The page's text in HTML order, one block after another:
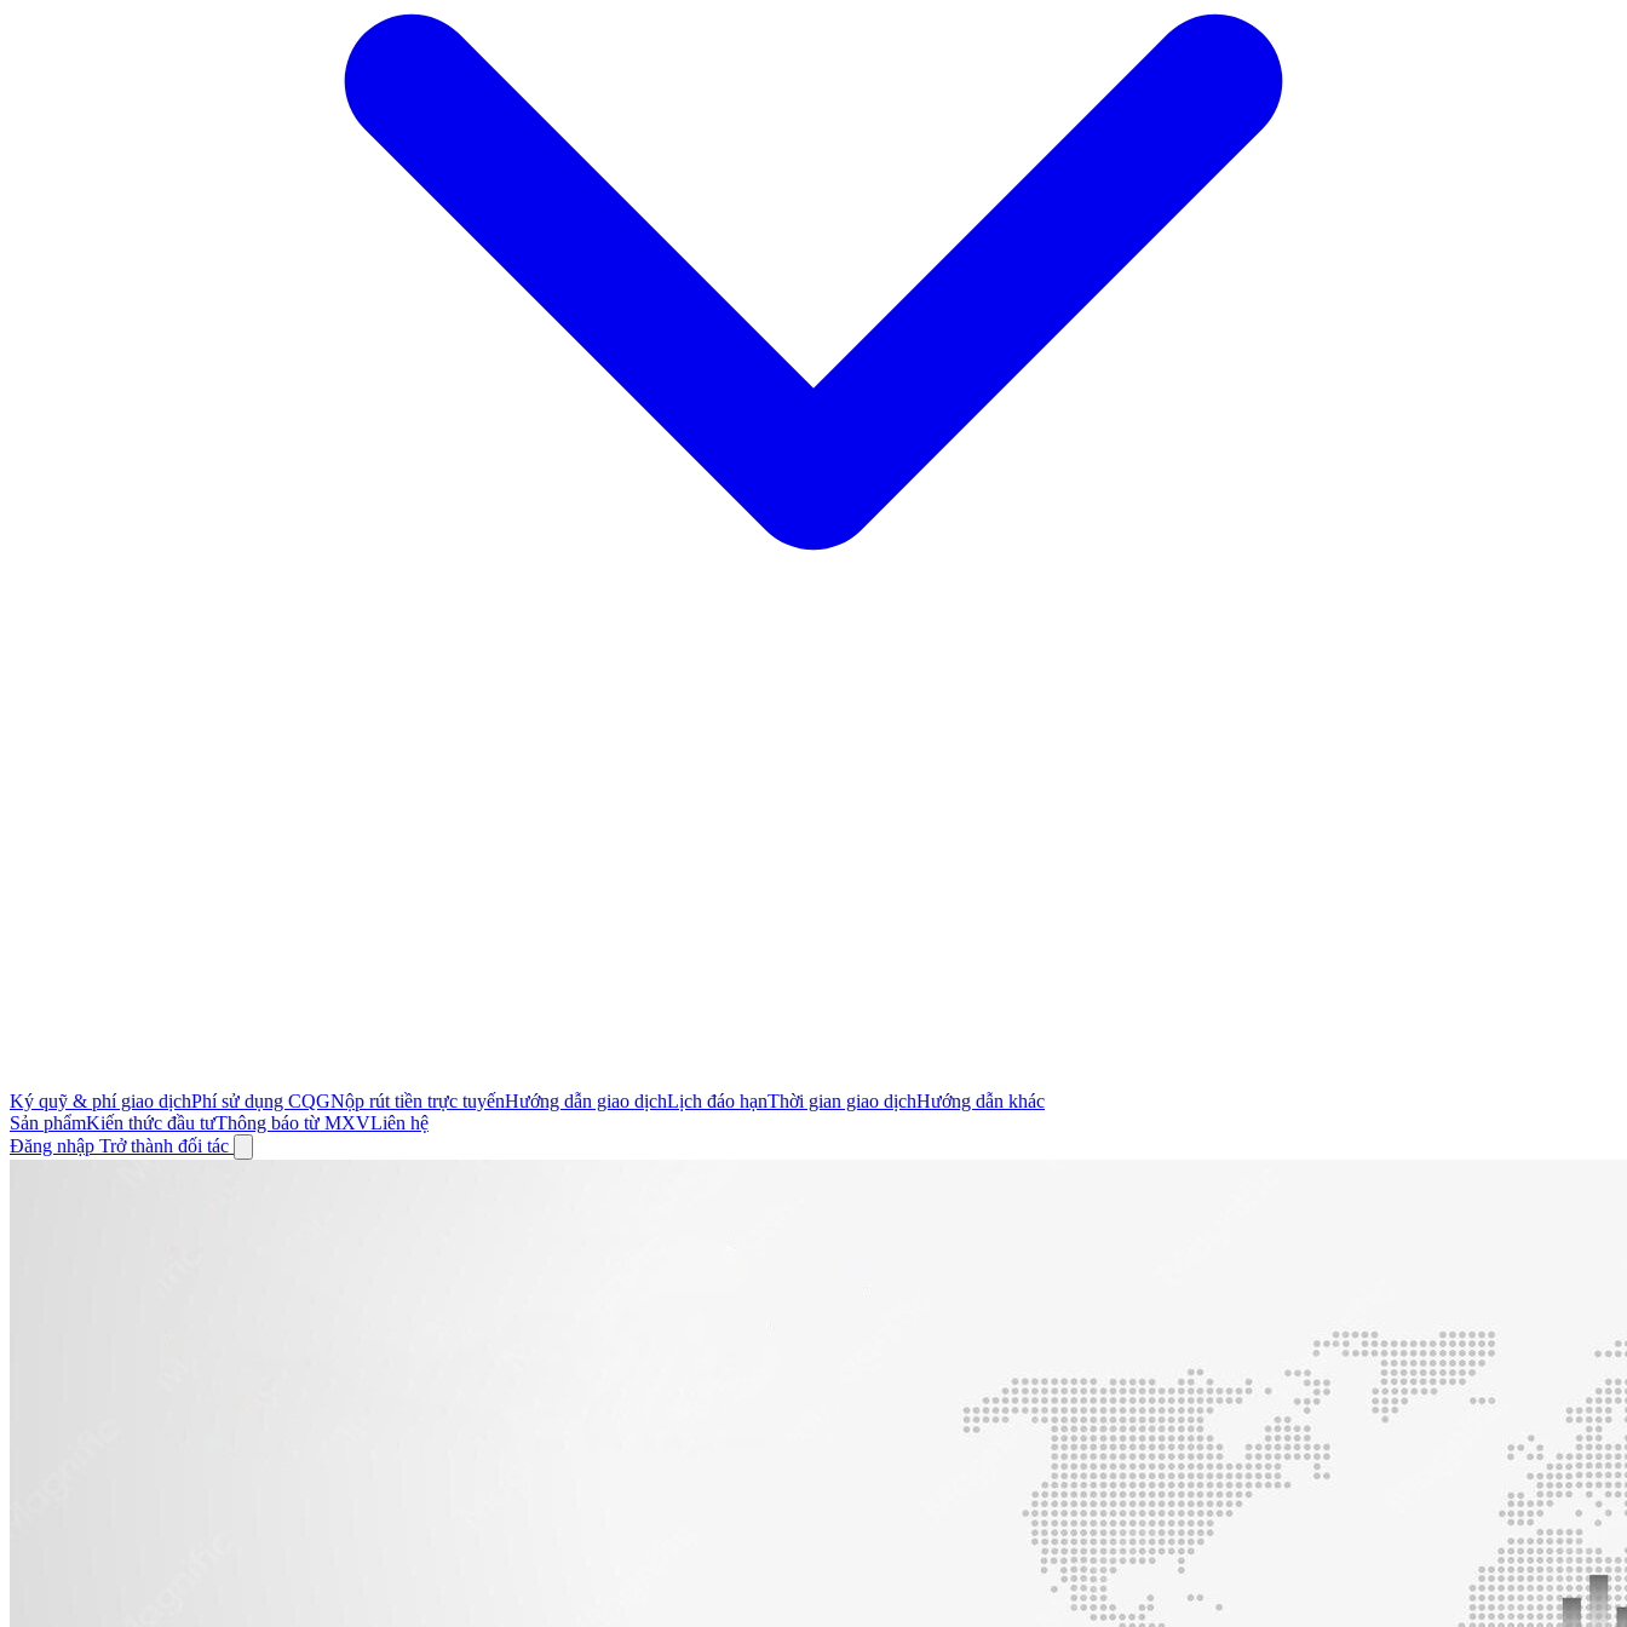
Ký quỹ & phí giao dịchPhí sử dụng CQGNộp rút tiền trực tuyếnHướng dẫn giao dịchLịch đáo hạnThời gian giao dịchHướng dẫn khác
Sản phẩmKiến thức đầu tưThông báo từ MXVLiên hệ
Đăng nhập Trở thành đối tác